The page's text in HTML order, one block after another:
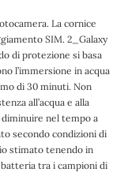
La cornice
SIM. 2_Galaxy
di protezione si basa
l’immersione in acqua
di 30 minuti. Non
all’acqua e alla
nel tempo a
secondo condizioni di
stimato tenendo in
tra i campioni di